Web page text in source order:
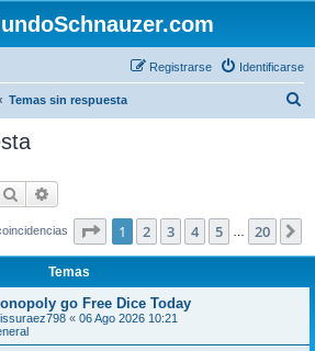
Identificarse
Registrarse
Temas sin respuesta
Buscar
Página de 20
1 2 3 4 5 20
Temas
go Free Dice Today
« 06 Ago 2026 10:21